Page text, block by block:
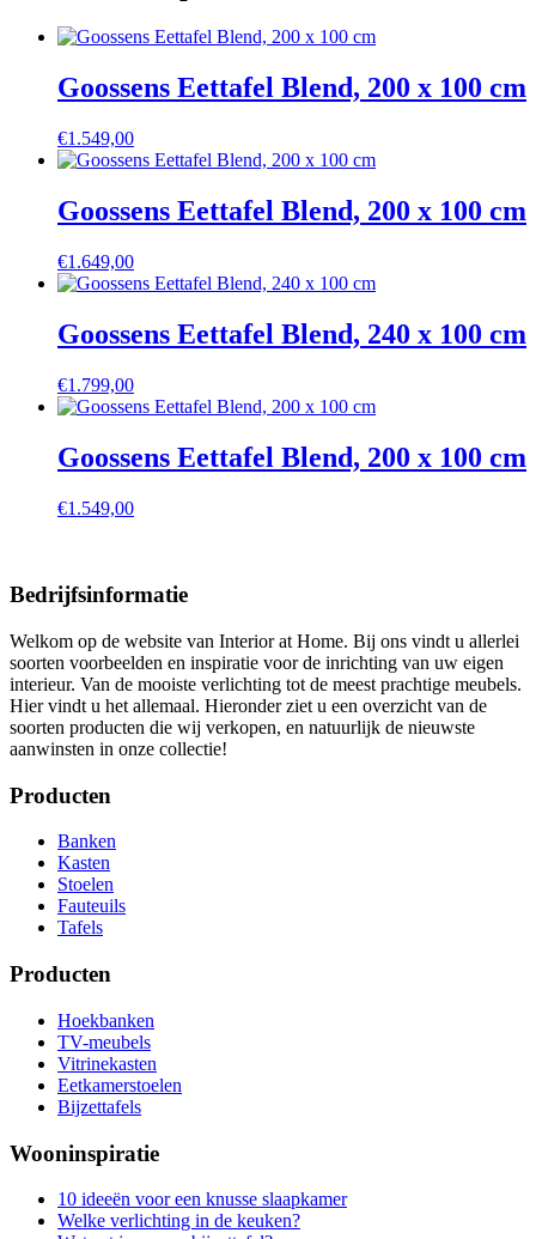
Goossens Eettafel Blend, 200 x 100 cm
€1.549,00
Goossens Eettafel Blend, 200 x 100 cm
€1.649,00
Goossens Eettafel Blend, 240 x 100 cm
€1.799,00
Goossens Eettafel Blend, 200 x 100 cm
€1.549,00
Bedrijfsinformatie
Welkom op de website van Interior at Home. Bij ons vindt u allerlei
soorten voorbeelden en inspiratie voor de inrichting van uw eigen
interieur. Van de mooiste verlichting tot de meest prachtige meubels.
Hier vindt u het allemaal. Hieronder ziet u een overzicht van de
soorten producten die wij verkopen, en natuurlijk de nieuwste
aanwinsten in onze collectie!
Producten
Banken
Kasten
Stoelen
Fauteuils
Tafels
Producten
Hoekbanken
TV-meubels
Vitrinekasten
Eetkamerstoelen
Bijzettafels
Wooninspiratie
10 ideeën voor een knusse slaapkamer
Welke verlichting in de keuken?